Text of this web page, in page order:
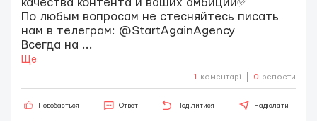
качества контента и ваших амбиций✅
По любым вопросам не стесняйтесь писать
нам в телеграм: @StartAgainAgency
Всегда на ...
Ще
1 коментарі 0 репости
Подобається Ответ Поділитися Надіслати